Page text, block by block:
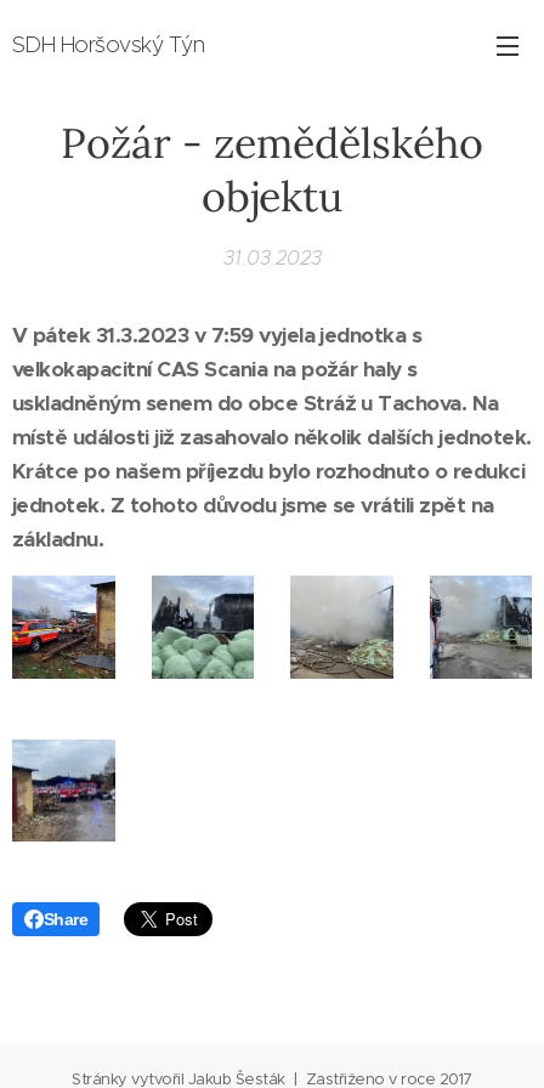
SDH Horšovský Týn
Požár - zemědělského
objektu
31.03.2023
V pátek 31.3.2023 v 7:59 vyjela jednotka s
velkokapacitní CAS Scania na požár haly s
uskladněným senem do obce Stráž u Tachova. Na
místě události již zasahovalo několik dalších jednotek.
Krátce po našem příjezdu bylo rozhodnuto o redukci
jednotek. Z tohoto důvodu jsme se vrátili zpět na
základnu.
Share
Stránky vytvořil Jakub Šesták | Zastřiženo v roce 2017